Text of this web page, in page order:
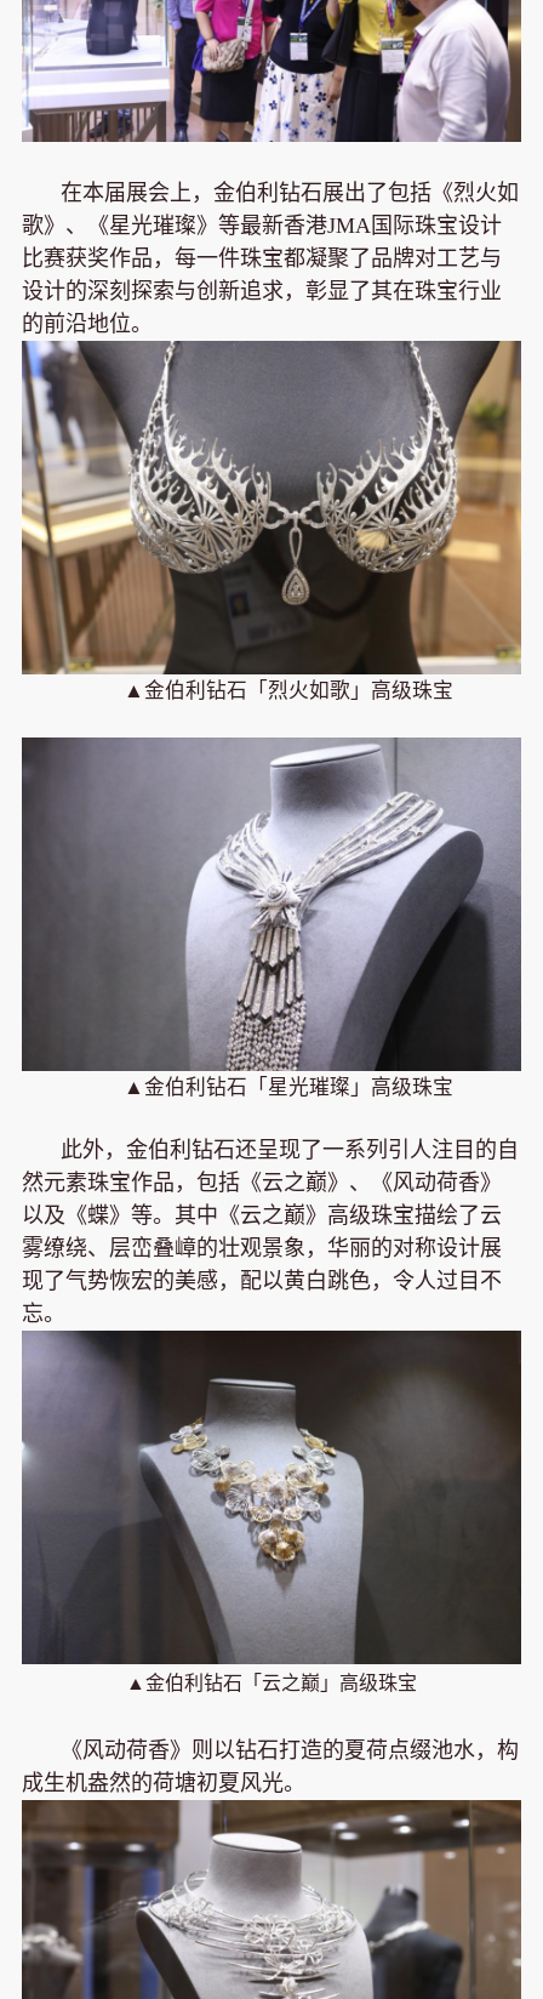
在本届展会上，金伯利钻石展出了包括《烈火如
歌》、《星光璀璨》等最新香港JMA国际珠宝设计
比赛获奖作品，每一件珠宝都凝聚了品牌对工艺与
设计的深刻探索与创新追求，彰显了其在珠宝行业
的前沿地位。
▲金伯利钻石「烈火如歌」高级珠宝
▲金伯利钻石「星光璀璨」高级珠宝
此外，金伯利钻石还呈现了一系列引人注目的自
然元素珠宝作品，包括《云之巅》、《风动荷香》
以及《蝶》等。其中《云之巅》高级珠宝描绘了云
雾缭绕、层峦叠嶂的壮观景象，华丽的对称设计展
现了气势恢宏的美感，配以黄白跳色，令人过目不
忘。
▲金伯利钻石「云之巅」高级珠宝
《风动荷香》则以钻石打造的夏荷点缀池水，构
成生机盎然的荷塘初夏风光。